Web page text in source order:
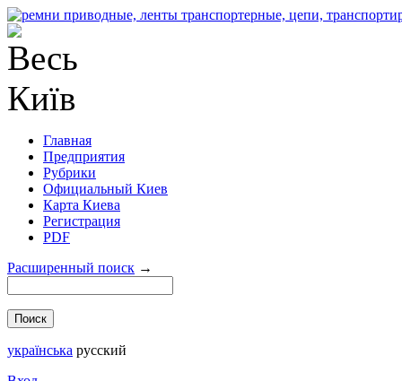
Главная
Предприятия
Рубрики
Официальный Киев
Карта Киева
Регистрация
PDF
Расширенный поиск →
українська русский